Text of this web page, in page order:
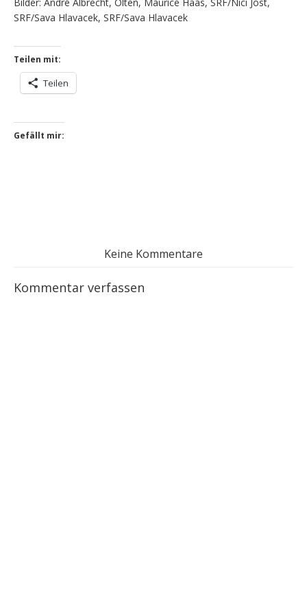
SRF/Sava Hlavacek, SRF/Sava Hlavacek
Teilen mit:
Teilen
Gefällt mir:
Keine Kommentare
Kommentar verfassen